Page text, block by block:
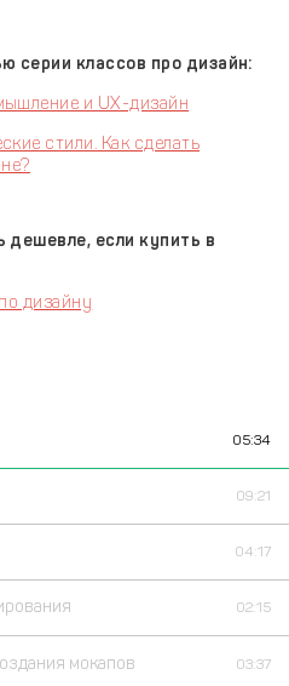
серии классов про дизайн:
и UX-дизайн
стили. Как сделать
дешевле, если купить в
дизайну
05:34
09:21
04:17
02:15
мокапов 03:37